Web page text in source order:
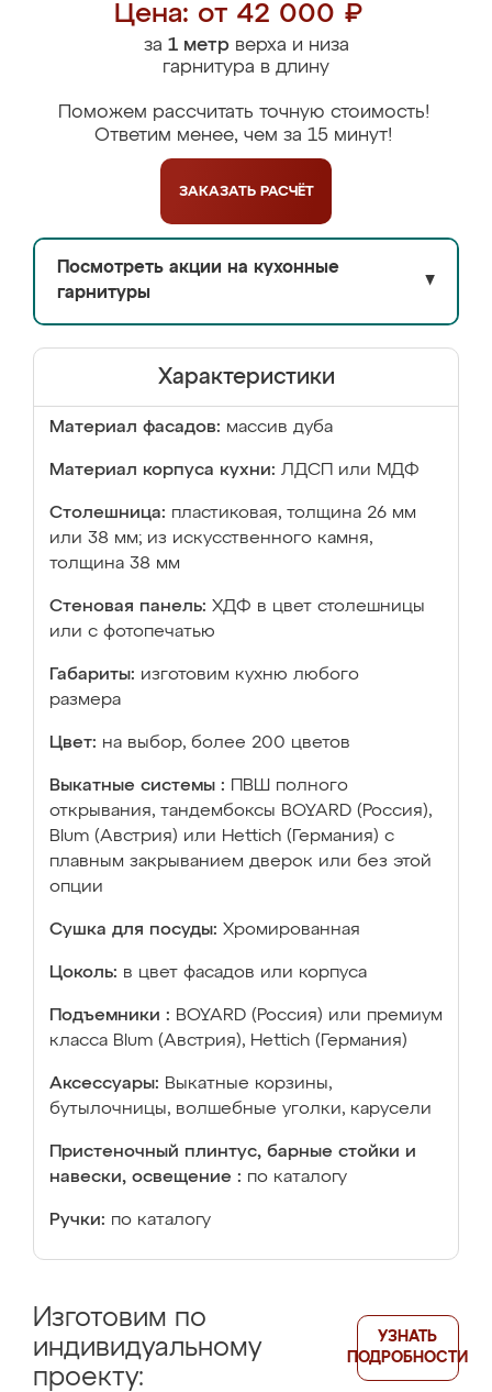
Цена: от 42 000 ₽
за 1 метрверха и низа
гарнитура в длину
Поможем рассчитать точную стоимость!
Ответим менее, чем за 15 минут!
ЗАКАЗАТЬ РАСЧЁТ
Посмотреть акции на кухонные
гарнитуры
▼
Характеристики
Материал фасадов: массив дуба
Материал корпуса кухни: ЛДСП или МДФ
Столешница: пластиковая, толщина 26 мм
или 38 мм; из искусственного камня,
толщина 38 мм
Стеновая панель: ХДФ в цвет столешницы
или с фотопечатью
Габариты: изготовим кухню любого
размера
Цвет: на выбор, более 200 цветов
Выкатные системы :
ПВШ полного
открывания, тандембоксы BOYARD (Россия),
Blum (Австрия) или Hettich (Германия) с
плавным закрыванием дверок или без этой
опции
Сушка для посуды: Хромированная
Цоколь: в цвет фасадов или корпуса
Подъемники : BOYARD (Россия) или премиум
класса Blum (Австрия), Hettich (Германия)
Аксессуары: Выкатные корзины,
бутылочницы, волшебные уголки, карусели
Пристеночный плинтус, барные стойки и
навески, освещение : по каталогу
Ручки: по каталогу
Изготовим по
индивидуальному
проекту:
УЗНАТЬ
ПОДРОБНОСТИ